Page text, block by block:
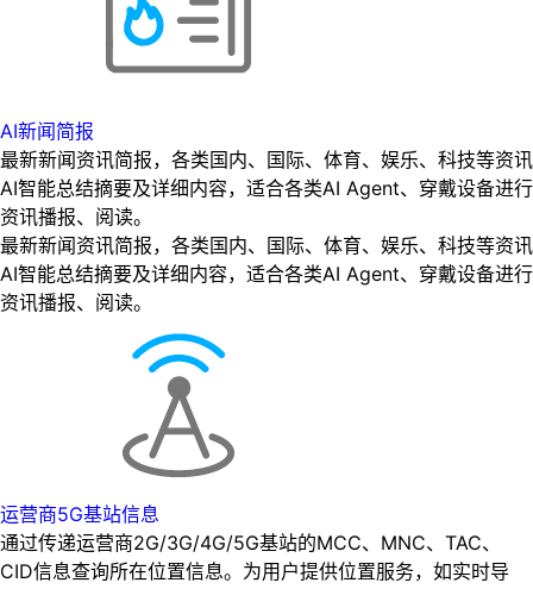
AI新闻简报
最新新闻资讯简报，各类国内、国际、体育、娱乐、科技等资讯
AI智能总结摘要及详细内容，适合各类AI Agent、穿戴设备进行
资讯播报、阅读。
最新新闻资讯简报，各类国内、国际、体育、娱乐、科技等资讯
AI智能总结摘要及详细内容，适合各类AI Agent、穿戴设备进行
资讯播报、阅读。
运营商5G基站信息
通过传递运营商2G/3G/4G/5G基站的MCC、MNC、TAC、
CID信息查询所在位置信息。为用户提供位置服务，如实时导